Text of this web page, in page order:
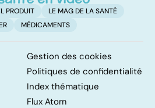
PRODUIT
LE MAG DE LA SANTÉ
MÉDICAMENTS
Gestion des cookies
Politiques de confidentialité
Index thématique
Flux Atom